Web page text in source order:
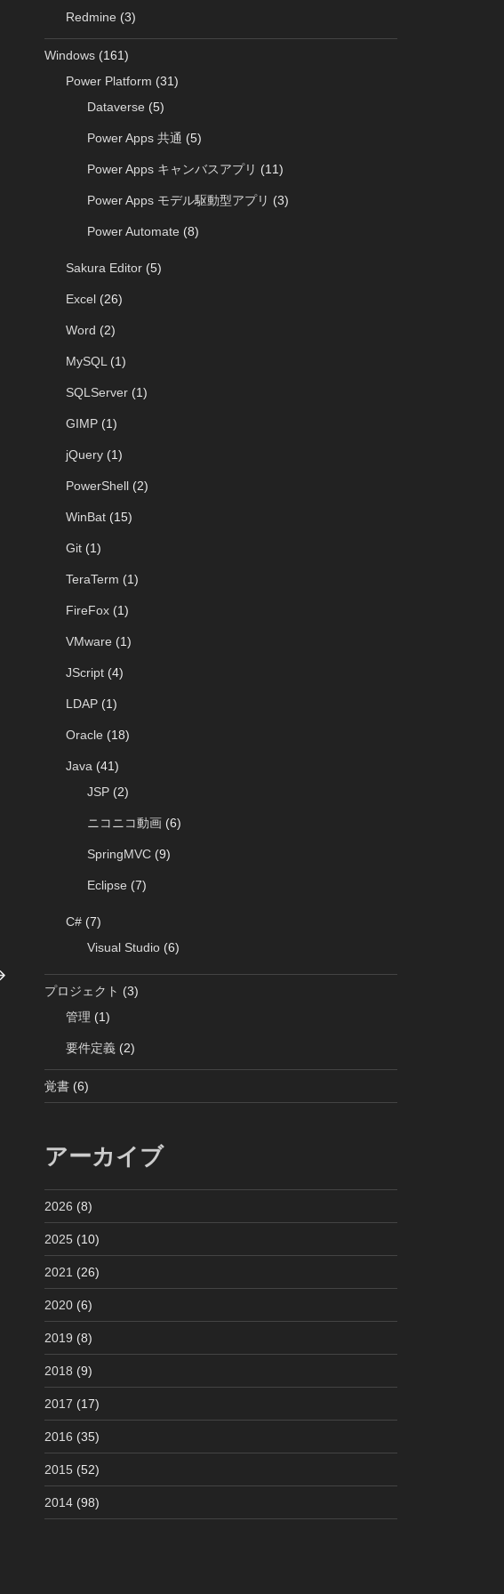
Redmine (3)
Windows(161)
Power Platform (31)
Dataverse (5)
Power Apps 共通 (5)
Power Apps キャンバスアプリ (11)
Power Apps モデル駆動型アプリ (3)
Power Automate (8)
Sakura Editor(5)
Excel(26)
Word (2)
MySQL (1)
SQLServer(1)
GIMP(1)
jQuery(1)
PowerShell(2)
WinBat(15)
Git(1)
TeraTerm (1)
FireFox(1)
VMware (1)
JScript(4)
LDAP(1)
Oracle (18)
Java (41)
JSP(2)
ニコニコ動画(6)
SpringMVC(9)
Eclipse (7)
C#(7)
Visual Studio(6)
プロジェクト (3)
管理 (1)
要件定義(2)
覚書(6)
アーカイブ
2026 (8)
2025(10)
2021 (26)
2020(6)
2019 (8)
2018 (9)
2017 (17)
2016 (35)
2015(52)
2014(98)